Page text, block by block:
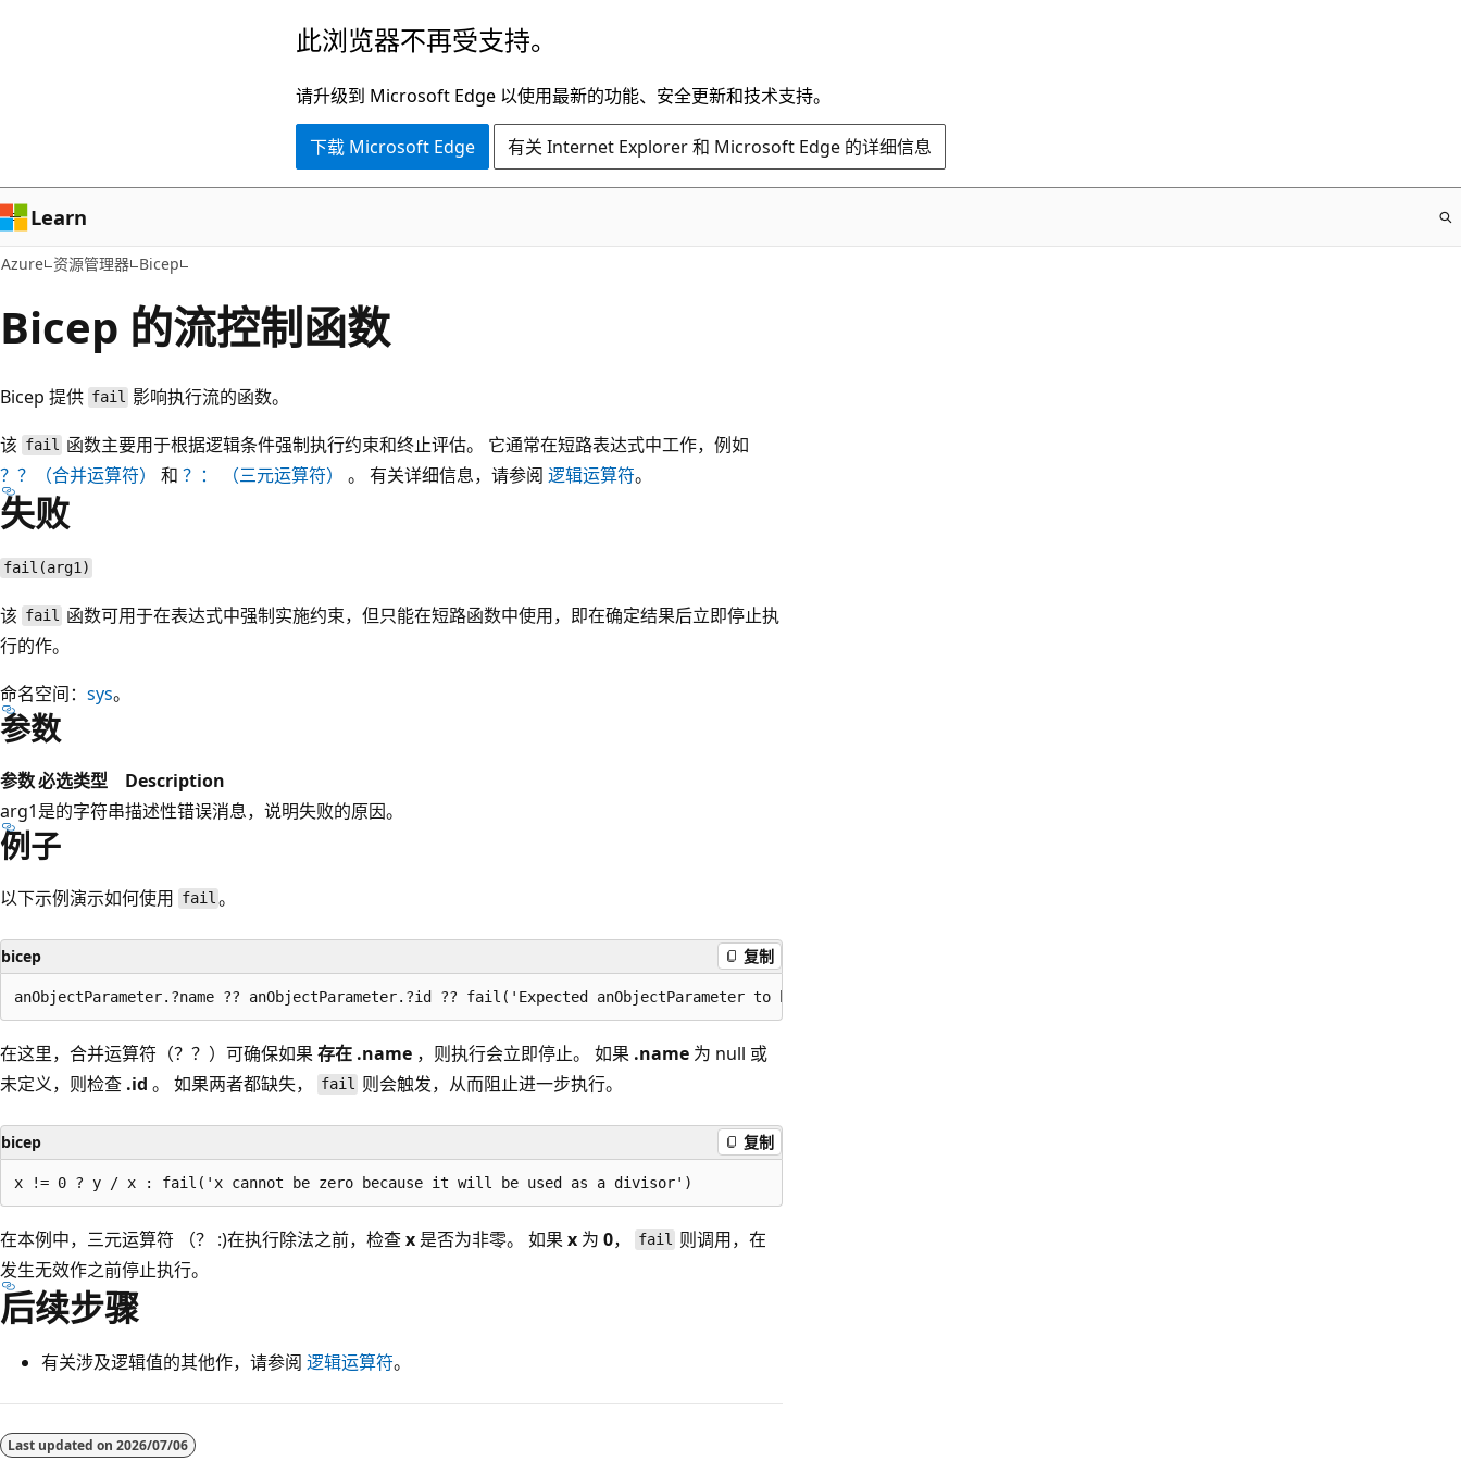
容
此浏览器不再受支持。
请升级到 Microsoft Edge 以使用最新的功能、安全更新和技术支持。
下载 Microsoft Edge 有关 Internet Explorer 和 Microsoft Edge 的详细信息
Learn
Azure 资源管理器 Bicep
Bicep 的流控制函数
Bicep 提供 fail 影响执行流的函数。
该 fail 函数主要用于根据逻辑条件强制执行约束和终止评估。 它通常在短路表达式中工作，例如
？？（合并运算符）
和 ？： （三元运算符） 。 有关详细信息，请参阅 逻辑运算符。
失败
fail(arg1)
该 fail 函数可用于在表达式中强制实施约束，但只能在短路函数中使用，即在确定结果后立即停止执
行的作。
命名空间： sys。
参数
参数必选类型
Description
arg1是的字符串描述性错误消息，说明失败的原因。
例子
以下示例演示如何使用 fail 。
bicep 复制
在这里，合并运算符（？？）可确保如果 存在 .name ，则执行会立即停止。 如果 .name 为 null 或
未定义，则检查 .id 。 如果两者都缺失， fail 则会触发，从而阻止进一步执行。
bicep 复制
在本例中，三元运算符 （？ :)在执行除法之前，检查x 是否为非零。 如果 x 为 0， fail 则调用，在
发生无效作之前停止执行。
后续步骤
有关涉及逻辑值的其他作，请参阅 逻辑运算符。
阅
读Last updated on 2026/07/06